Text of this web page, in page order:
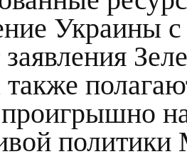
Украины
политики